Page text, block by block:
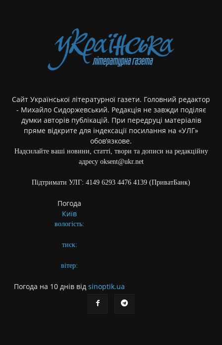
Сайт Української літературної газети. Головний редактор
- Михайло Сидоржевський. Редакція не завжди поділяє
думки авторів публікацій. При передруці матеріалів
пряме відкрите для індексації посилання на «УЛГ»
обов’язкове.
Надсилайте ваші новини, статті, твори та дописи на редакційну
адресу oksent@ukr.net
Підтримати УЛГ: 4149 6293 4476 4139 (ПриватБанк)
Погода
Київ
вологість:
тиск:
вітер:
Погода на 10 днів від sinoptik.ua